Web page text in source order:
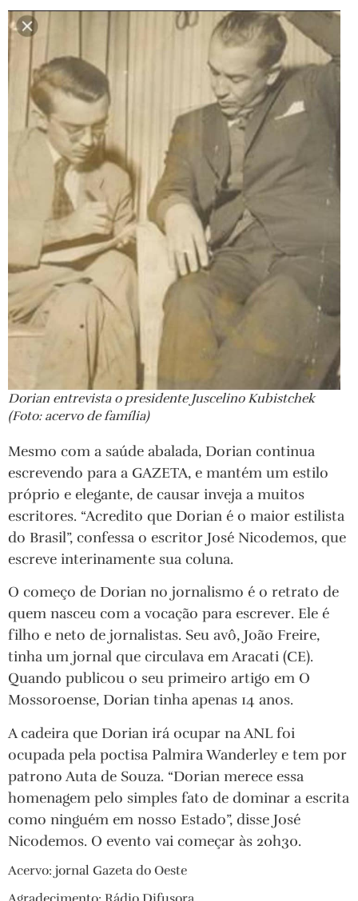
Dorian entrevista o presidente Juscelino Kubistchek
(Foto: acervo de família)
Mesmo com a saúde abalada, Dorian continua
escrevendo para a GAZETA, e mantém um estilo
próprio e elegante, de causar inveja a muitos
escritores. “Acredito que Dorian é o maior estilista
do Brasil”, confessa o escritor José Nicodemos, que
escreve interinamente sua coluna.
O começo de Dorian no jornalismo é o retrato de
quem nasceu com a vocação para escrever. Ele é
filho e neto de jornalistas. Seu avô, João Freire,
tinha um jornal que circulava em Aracati (CE).
Quando publicou o seu primeiro artigo em O
Mossoroense, Dorian tinha apenas 14 anos.
A cadeira que Dorian irá ocupar na ANL foi
ocupada pela poctisa Palmira Wanderley e tem por
patrono Auta de Souza. “Dorian merece essa
homenagem pelo simples fato de dominar a escrita
como ninguém em nosso Estado”, disse José
Nicodemos. O evento vai começar às 20h30.
Acervo: jornal Gazeta do Oeste